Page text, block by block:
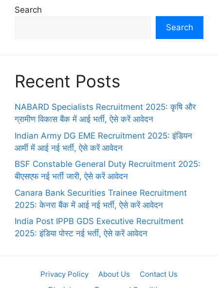
Search
Search
Recent Posts
NABARD Specialists Recruitment 2025: कृषि और
ग्रामीण विकास बैंक में आई भर्ती, ऐसे करें आवेदन
Indian Army DG EME Recruitment 2025: इंडियन
आर्मी में आई नई भर्ती, ऐसे करें आवेदन
BSF Constable General Duty Recruitment 2025:
बीएसएफ नई भर्ती जारी, ऐसे करें आवेदन
Canara Bank Securities Trainee Recruitment
2025: केनरा बैंक में आई नई भर्ती, ऐसे करें आवेदन
India Post IPPB GDS Executive Recruitment
2025: इंडिया पोस्ट नई भर्ती, ऐसे करें आवेदन
Privacy Policy About Us
Contact Us